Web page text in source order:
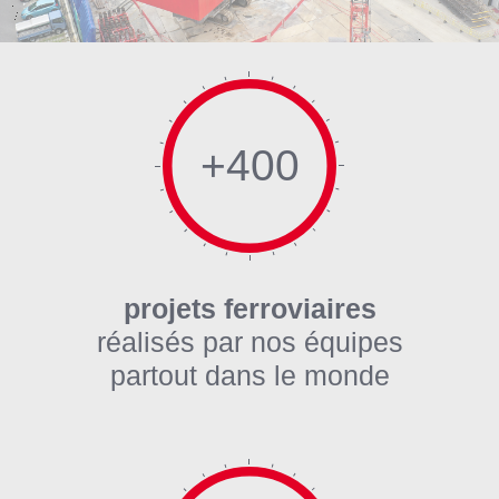
+400
projets ferroviaires
réalisés par nos équipes
partout dans le monde